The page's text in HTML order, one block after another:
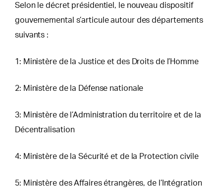
Selon le décret présidentiel, le nouveau dispositif
gouvernemental s’articule autour des départements
suivants :
1: Ministère de la Justice et des Droits de l’Homme
2: Ministère de la Défense nationale
3: Ministère de l’Administration du territoire et de la
Décentralisation
4: Ministère de la Sécurité et de la Protection civile
5: Ministère des Affaires étrangères, de l’Intégration